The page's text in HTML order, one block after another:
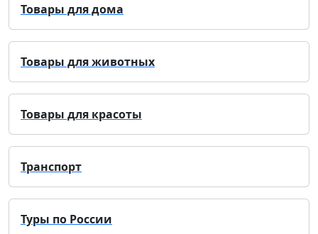
Товары для дома
Товары для животных
Товары для красоты
Транспорт
Туры по России